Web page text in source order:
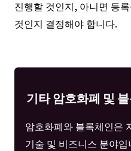
진행할 것인지, 아니면 등
것인지 결정해야 합니다.
기타 암호화폐 및
암호화폐와 블록체인은
기술 및 비즈니스 분야